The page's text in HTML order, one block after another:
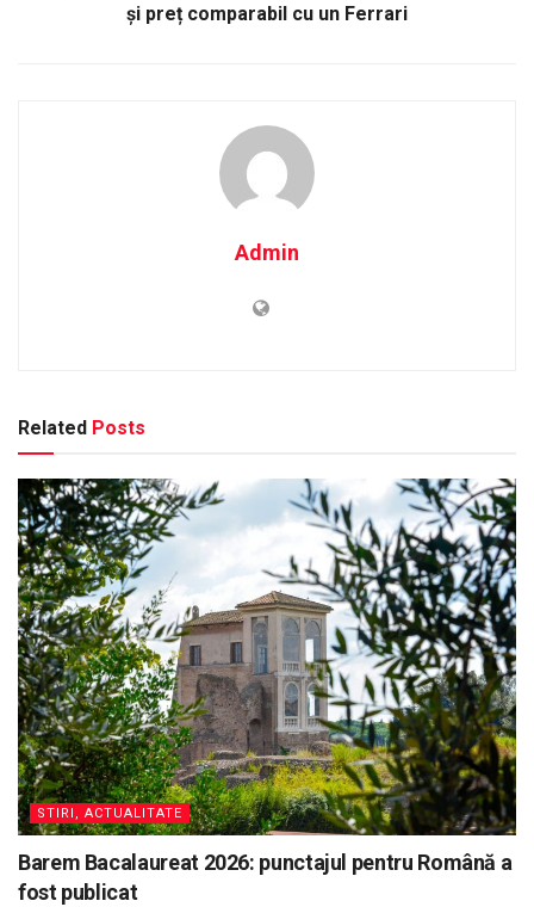
și preț comparabil cu un Ferrari
Admin
Related Posts
STIRI, ACTUALITATE
Barem Bacalaureat 2026: punctajul pentru Română a
fost publicat